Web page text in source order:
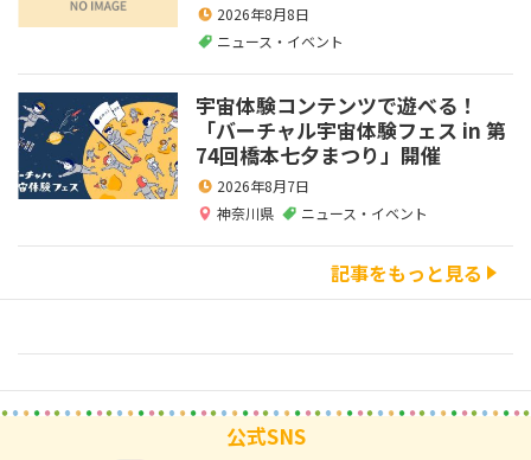
2026年8月8日
ニュース・イベント
宇宙体験コンテンツで遊べる！
「バーチャル宇宙体験フェス in 第
74回橋本七夕まつり」開催
2026年8月7日
神奈川県
ニュース・イベント
記事をもっと見る
公式SNS